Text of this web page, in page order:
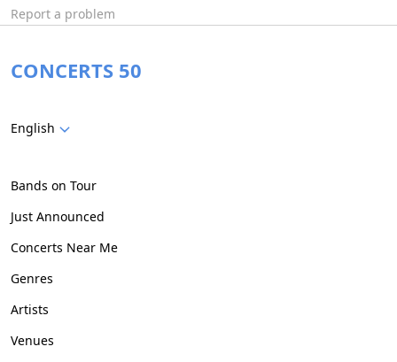
Report a problem
CONCERTS 50
English
Bands on Tour
Just Announced
Concerts Near Me
Genres
Artists
Venues